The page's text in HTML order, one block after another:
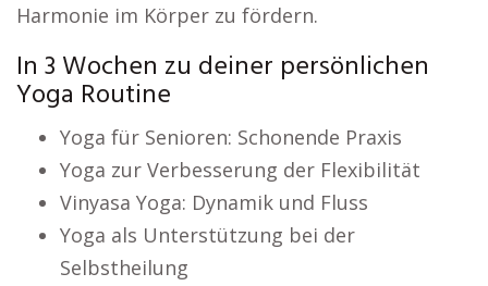
Harmonie im Körper zu fördern.
In 3 Wochen zu deiner persönlichen
Yoga Routine
Yoga für Senioren: Schonende Praxis
Yoga zur Verbesserung der Flexibilität
Vinyasa Yoga: Dynamik und Fluss
Yoga als Unterstützung bei der
Selbstheilung